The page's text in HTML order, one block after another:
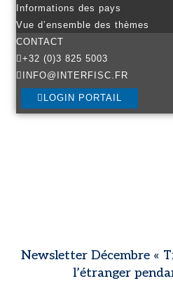
Informations des pays
Vue d’ensemble des thèmes
CONTACT
+32 (0)3 825 5003
INFO@INTERFISC.FR
LOGIN PORTAIL
Newsletter Décembre «
l’étranger